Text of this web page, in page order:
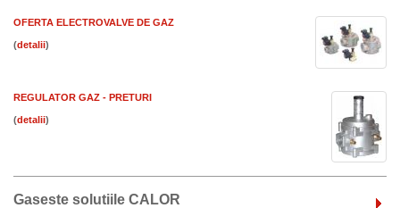
OFERTA ELECTROVALVE DE GAZ
( )
REGULATOR GAZ - PRETURI
( )
Gaseste solutiile CALOR